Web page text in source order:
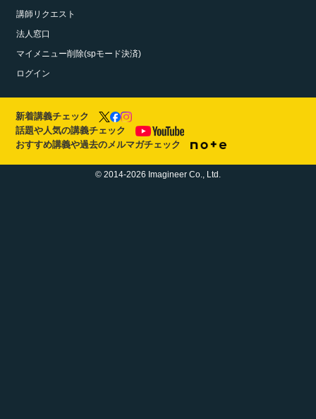
講師リクエスト
法人窓口
マイメニュー削除(spモード決済)
ログイン
新着講義チェック
話題や人気の講義チェック
おすすめ講義や過去のメルマガチェック
© 2014-2026 Imagineer Co., Ltd.